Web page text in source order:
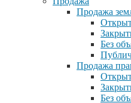
Продажа
Без
Продажа
Без